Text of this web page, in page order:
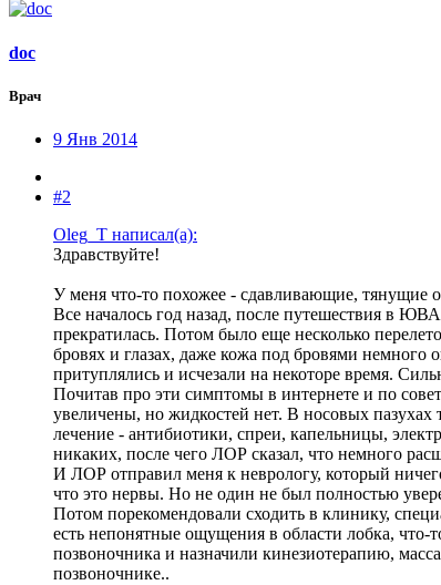
doc
Врач
9 Янв 2014
#2
Oleg_T написал(а):
Здравствуйте!
У меня что-то похожее - сдавливающие, тянущие
Все началось год назад, после путешествия в
прекратилась. Потом было еще несколько
бровях и глазах, даже кожа под бровями
притуплялись и исчезали на некоторе время.
Почитав про эти симптомы в интернете и по
увеличены, но жидкостей нет. В носовых
лечение - антибиотики, спреи, капельницы,
никаких, после чего ЛОР сказал, что немного
И ЛОР отправил меня к неврологу, который
что это нервы. Но не один не был полностью
Потом порекомендовали сходить в клинику,
есть непонятные ощущения в области лобка, что-
позвоночника и назначили кинезиотерапию,
позвоночнике..